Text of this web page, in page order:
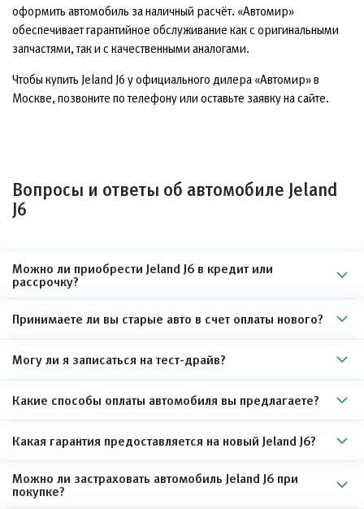
оформить автомобиль за наличный расчёт. «Автомир»
обеспечивает гарантийное обслуживание как с оригинальными
запчастями, так и с качественными аналогами.
Чтобы купить Jeland J6 у официального дилера «Автомир» в
Москве, позвоните по телефону или оставьте заявку на сайте.
Вопросы и ответы об автомобиле Jeland
J6
Можно ли приобрести Jeland J6 в кредит или
рассрочку?
Принимаете ли вы старые авто в счет оплаты нового?
Могу ли я записаться на тест-драйв?
Какие способы оплаты автомобиля вы предлагаете?
Какая гарантия предоставляется на новый Jeland J6?
Можно ли застраховать автомобиль Jeland J6 при
покупке?